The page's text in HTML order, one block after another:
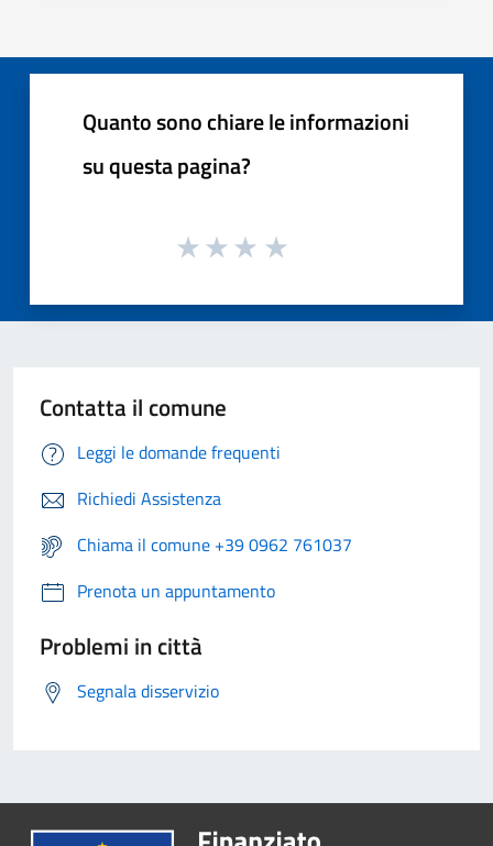
Quanto sono chiare le informazioni
su questa pagina?
Contatta il comune
Leggi le domande frequenti
Richiedi Assistenza
Chiama il comune +39 0962 761037
Prenota un appuntamento
Problemi in città
Segnala disservizio